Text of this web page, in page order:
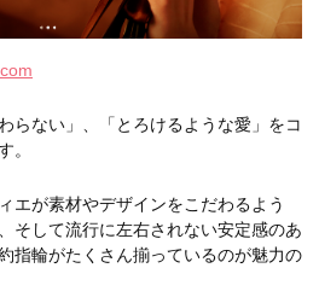
らない」、「とろけるような愛」をコ
。
エが素材やデザインをこだわるよう
そして流行に左右されない安定感のあ
指輪がたくさん揃っているのが魅力の